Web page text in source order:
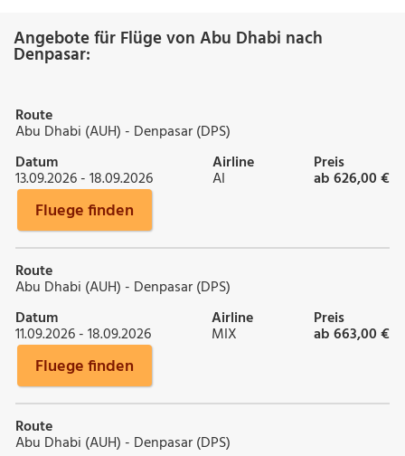
Angebote für Flüge von Abu Dhabi nach
Denpasar:
Route
Abu Dhabi (AUH) - Denpasar (DPS)
Datum
13.09.2026 - 18.09.2026
Airline
AI
Preis
ab 626,00 €
Fluege finden
Route
Abu Dhabi (AUH) - Denpasar (DPS)
Datum
11.09.2026 - 18.09.2026
Airline
MIX
Preis
ab 663,00 €
Fluege finden
Route
Abu Dhabi (AUH) - Denpasar (DPS)